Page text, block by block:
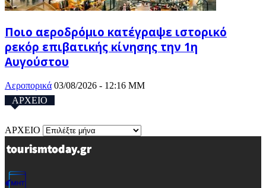
Ποιο αεροδρόμιο κατέγραψε ιστορικό
ρεκόρ επιβατικής κίνησης την 1η
Αυγούστου
Αεροπορικά 03/08/2026 - 12:16 ΜΜ
ΑΡΧΕΙΟ
ΑΡΧΕΙΟ